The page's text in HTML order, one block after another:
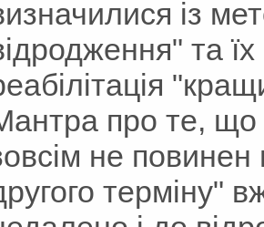
із
та
про те, що
не повинен
терміну"